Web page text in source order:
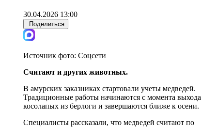
30.04.2026 13:00
Поделиться
Источник фото: Соцсети
Считают и других животных.
В амурских заказниках стартовали учеты медведей.
Традиционные работы начинаются с момента выхода
косолапых из берлоги и завершаются ближе к осени.
Специалисты рассказали, что медведей считают по